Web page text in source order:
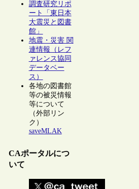
調査研究リポ
ート「東日本
大震災と図書
館」
地震・災害 関
連情報（レフ
ァレンス協同
データベー
ス）
各地の図書館
等の被災情報
等について
（外部リン
ク）
saveMLAK
CAポータルにつ
いて